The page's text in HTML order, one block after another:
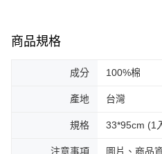
商品規格
成分 100%棉
產地 台灣
規格 33*95cm (1
注意事項
圖片、商品